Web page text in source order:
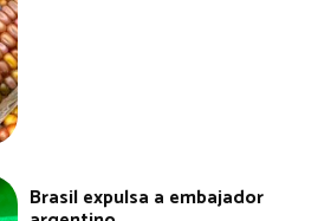
Brasil expulsa a embajador